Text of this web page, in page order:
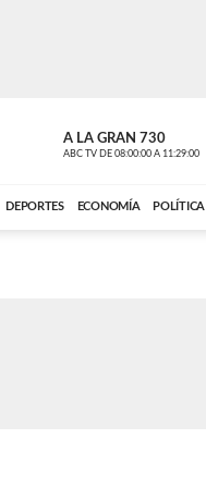
A LA GRAN 730
ABC TV DE 08:00:00 A 11:29:00
DEPORTES ECONOMÍA POLÍTICA